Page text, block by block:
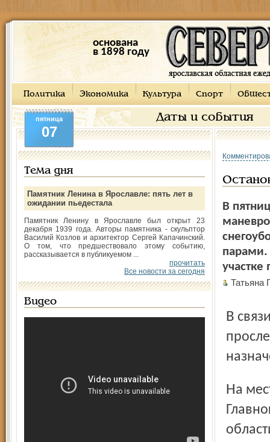
основана
в 1898 году
Политика Экономика Культура Спорт
Даты и события
пятница
07
Тема дня
Памятник Ленина в Ярославле: пять лет в
ожидании пьедестала
Памятник Ленину в Ярославле был открыт 23
декабря 1939 года. Авторы памятника - скульптор
Василий Козлов и архитектор Сергей Капачинский.
О том, что предшествовало этому событию,
рассказывается в публикуемом ...
прочитать
Все новости за сегодня
Видео
В
парами.
В связи с этим пригородный поезд № 6325 Буй – Данилов
На месте происшествия работали оперативные группы